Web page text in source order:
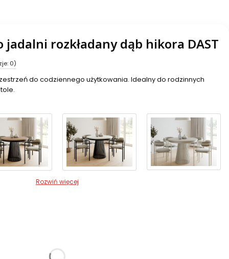
jadalni rozkładany dąb hikora DAST
0)
do codziennego użytkowania. Idealny do rodzinnych
Rozwiń więcej